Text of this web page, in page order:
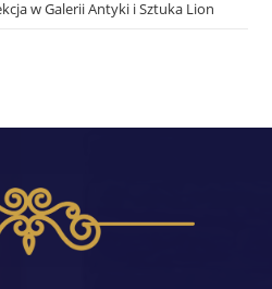
w Galerii Antyki i Sztuka Lion